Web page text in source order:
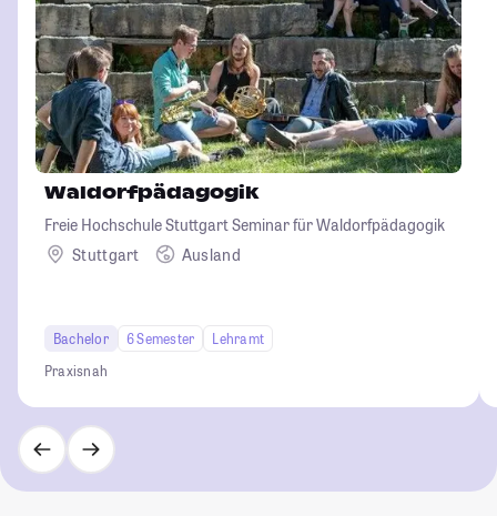
Waldorfpädagogik
Freie Hochschule Stuttgart Seminar für Waldorfpädagogik
Stuttgart
Ausland
Bachelor 6 Semester
Lehramt
Praxisnah